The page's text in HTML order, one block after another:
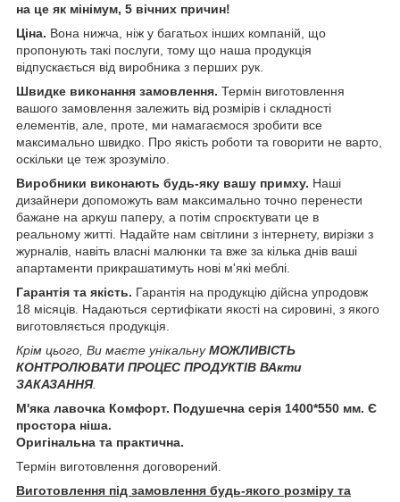
на це як мінімум, 5 вічних причин!
Ціна. Вона нижча, ніж у багатьох інших компаній, що
пропонують такі послуги, тому що наша продукція
відпускається від виробника з перших рук.
Швидке виконання замовлення. Термін виготовлення
вашого замовлення залежить від розмірів і складності
елементів, але, проте, ми намагаємося зробити все
максимально швидко. Про якість роботи та говорити не варто,
оскільки це теж зрозуміло.
Виробники виконають будь-яку вашу примху. Наші
дизайнери допоможуть вам максимально точно перенести
бажане на аркуш паперу, а потім спроєктувати це в
реальному житті. Надайте нам світлини з інтернету, вирізки з
журналів, навіть власні малюнки та вже за кілька днів ваші
апартаменти прикрашатимуть нові м'які меблі.
Гарантія та якість. Гарантія на продукцію дійсна упродовж
18 місяців. Надаються сертифікати якості на сировині, з якого
виготовляється продукція.
Крім цього, Ви маєте унікальнуМОЖЛИВІСТЬ
КОНТРОЛЮВАТИ ПРОЦЕС ПРОДУКТІВ ВАкти
ЗАКАЗАННЯ.
М'яка лавочка Комфорт. Подушечна серія 1400*550 мм. Є
простора ніша.
Оригінальна та практична.
Термін виготовлення договорений.
Виготовлення під замовлення будь-якого розміру та